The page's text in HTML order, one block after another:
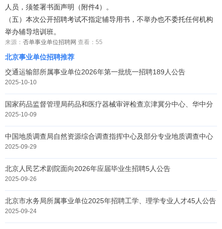
人员，须签署书面声明（附件4）。
（五）本次公开招聘考试不指定辅导用书，不举办也不委托任何机构
举办辅导培训班。
来源： 否单事业单位招聘网 查看： 55
北京事业单位招聘推荐
交通运输部所属事业单位2026年第一批统一招聘189人公告
2025-10-10
国家药品监督管理局药品和医疗器械审评检查京津冀分中心、华中分
中心、
2025-10-09
中国地质调查局自然资源综合调查指挥中心及部分专业地质调查中心
交流选
2025-09-29
北京人民艺术剧院面向2026年应届毕业生招聘5人公告
2025-09-26
北京市水务局所属事业单位2025年招聘工学、理学专业人才45人公告
2025-09-24